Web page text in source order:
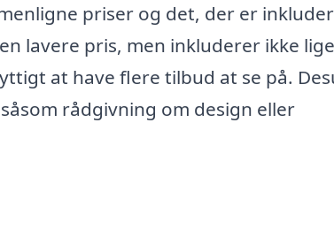
priser og det, der er
lavere pris, men inkluderer ikke
at have flere tilbud at se på.
rådgivning om design eller